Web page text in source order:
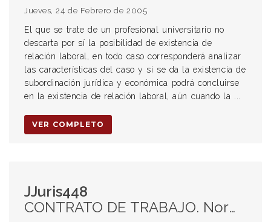
Jueves, 24 de Febrero de 2005
El que se trate de un profesional universitario no
descarta por sí la posibilidad de existencia de
relación laboral, en todo caso corresponderá analizar
las características del caso y si se da la existencia de
subordinación jurídica y económica podrá concluirse
en la existencia de relación laboral, aún cuando la ...
VER COMPLETO
JJuris448
CONTRATO DE TRABAJO. Norma más favorable al trabajador. Orden público laboral. EXTINCIÓN DEL CONTRATO DE TRABAJO. Aplicación del iura novit curiae. SOLIDARIDAD. Actividad normal y específica de la contratista principal